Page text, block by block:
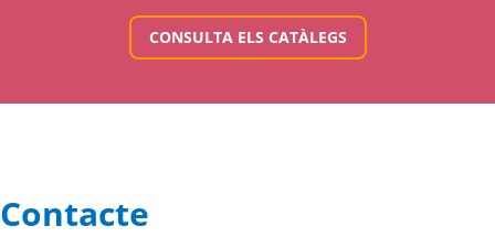
CONSULTA ELS CATÀLEGS
Contacte